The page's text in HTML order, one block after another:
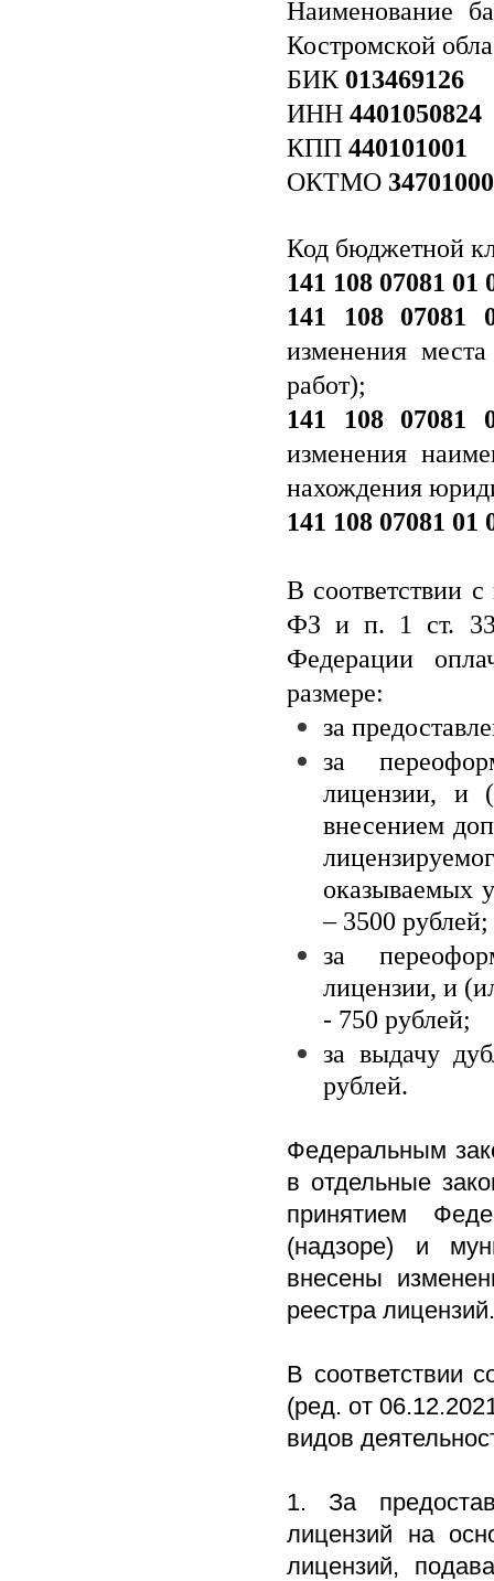
Наименование
Костромской
БИК 013469126
ИНН 4401050824
КПП 440101001
ОКТМО 34701000
Код бюджетной
141 108 07081 01
141 108 07081
изменения
работ);
141 108 07081
изменения
нахождения
141 108 07081 01
В соответствии
ФЗ и п. 1 ст.
Федерации
размере:
за
за
лицензии, и
внесением
оказываемых
– 3500 рублей;
за
лицензии, и
- 750 рублей;
за выдачу
рублей.
Федеральным
в отдельные
принятием
(надзоре) и
внесены
реестра лицензий.
В соответствии
(ред. от
видов
1. За
лицензий на
лицензий,